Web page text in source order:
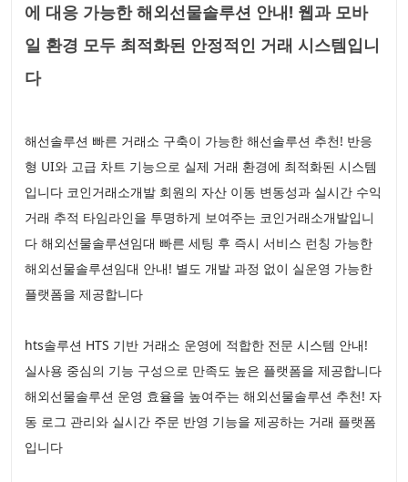
에 대응 가능한 해외선물솔루션 안내! 웹과 모바
일 환경 모두 최적화된 안정적인 거래 시스템입니
다
해선솔루션 빠른 거래소 구축이 가능한 해선솔루션 추천! 반응
형 UI와 고급 차트 기능으로 실제 거래 환경에 최적화된 시스템
입니다 코인거래소개발 회원의 자산 이동 변동성과 실시간 수익
거래 추적 타임라인을 투명하게 보여주는 코인거래소개발입니
다 해외선물솔루션임대 빠른 세팅 후 즉시 서비스 런칭 가능한
해외선물솔루션임대 안내! 별도 개발 과정 없이 실운영 가능한
플랫폼을 제공합니다
hts솔루션 HTS 기반 거래소 운영에 적합한 전문 시스템 안내!
실사용 중심의 기능 구성으로 만족도 높은 플랫폼을 제공합니다
해외선물솔루션 운영 효율을 높여주는 해외선물솔루션 추천! 자
동 로그 관리와 실시간 주문 반영 기능을 제공하는 거래 플랫폼
입니다